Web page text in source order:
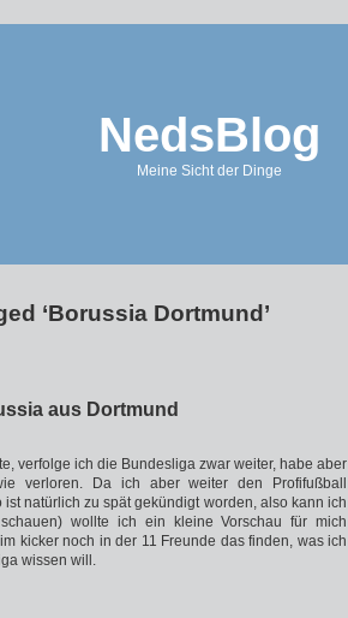
NedsBlog
Meine Sicht der Dinge
‘Borussia Dortmund’
aus Dortmund
verfolge ich die Bundesliga zwar weiter, habe aber
verloren. Da ich aber weiter den Profifußball
natürlich zu spät gekündigt worden, also kann ich
wollte ich ein kleine Vorschau für mich
kicker noch in der 11 Freunde das finden, was ich
wissen will.